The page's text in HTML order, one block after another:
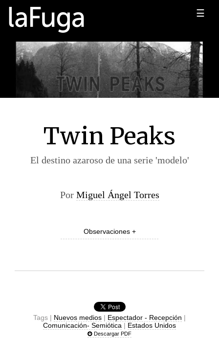
☰
Twin Peaks
El destino azaroso de una serie 'modelo'
Por Miguel Ángel Torres
Observaciones +
Tags | Nuevos medios | Espectador - Recepción |
Comunicación- Semiótica | Estados Unidos
Descargar PDF